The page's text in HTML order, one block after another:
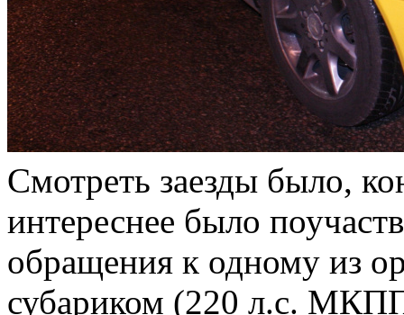
Смотреть заезды было,
интереснее было
обращения к одному из
субариком (220 л.с.